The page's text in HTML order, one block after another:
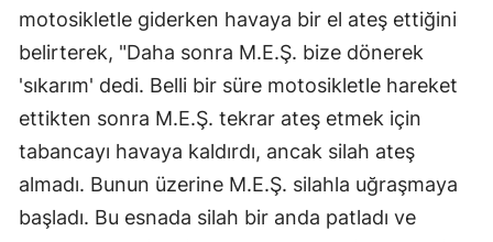
motosikletle giderken havaya bir el ateş ettiğini
belirterek, "Daha sonra M.E.Ş. bize dönerek
'sıkarım' dedi. Belli bir süre motosikletle hareket
ettikten sonra M.E.Ş. tekrar ateş etmek için
tabancayı havaya kaldırdı, ancak silah ateş
almadı. Bunun üzerine M.E.Ş. silahla uğraşmaya
başladı. Bu esnada silah bir anda patladı ve